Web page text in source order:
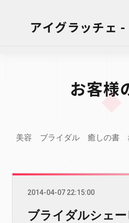
アイグラッチェ
お客様
美容 ブライダル 癒しの書
2014-04-07 22:15:00
ブライダルシェ